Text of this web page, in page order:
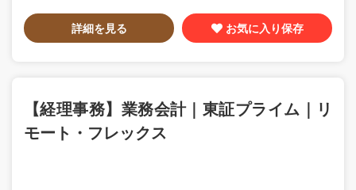
詳細を見る お気に入り保存
【経理事務】業務会計｜東証プライム｜リ
モート・フレックス